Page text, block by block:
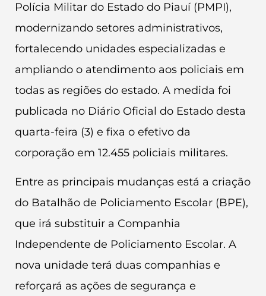
Polícia Militar do Estado do Piauí (PMPI),
modernizando setores administrativos,
fortalecendo unidades especializadas e
ampliando o atendimento aos policiais em
todas as regiões do estado. A medida foi
publicada no Diário Oficial do Estado desta
quarta-feira (3) e fixa o efetivo da
corporação em 12.455 policiais militares.
Entre as principais mudanças está a criação
do Batalhão de Policiamento Escolar (BPE),
que irá substituir a Companhia
Independente de Policiamento Escolar. A
nova unidade terá duas companhias e
reforçará as ações de segurança e